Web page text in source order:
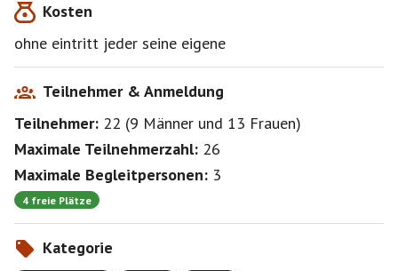
dann wieder verspielt und beschwingt …. live ein
macht süchtig und gefährdet die Langeweile!
spielbeginn ca 21.30 uhr
Kosten
ohne eintritt jeder seine eigene
Teilnehmer & Anmeldung
Teilnehmer: 22 (9 Männer und 13 Frauen)
Maximale Teilnehmerzahl: 26
Maximale Begleitpersonen: 3
4 freie Plätze
Kategorie